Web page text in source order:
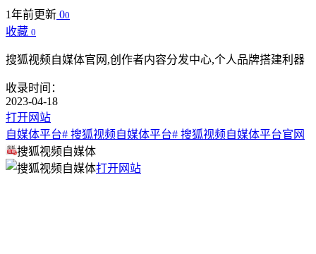
1年前更新 00
收藏 0
搜狐视频自媒体官网,创作者内容分发中心,个人品牌搭建利器
收录时间：
2023-04-18
打开网站
自媒体平台# 搜狐视频自媒体平台# 搜狐视频自媒体平台官网
搜狐视频自媒体
打开网站